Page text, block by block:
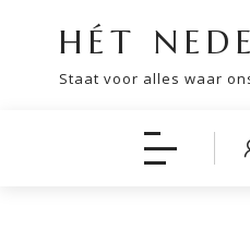
HÉT
Staat voor alles waar